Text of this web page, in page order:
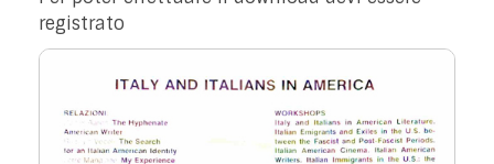
registrato